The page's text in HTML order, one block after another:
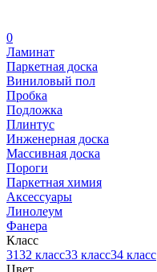
0
Ламинат
Паркетная доска
Виниловый пол
Пробка
Подложка
Плинтус
Инженерная доска
Массивная доска
Пороги
Паркетная химия
Аксессуары
Линолеум
Фанера
Класс
3132 класс33 класс34 класс
Цвет